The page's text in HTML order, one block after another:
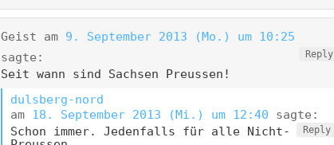
Geist am 9. September 2013 (Mo.) um 10:25
sagte:
Reply
Seit wann sind Sachsen Preussen!
dulsberg-nord
am 18. September 2013 (Mi.) um 12:40 sagte:
Reply
Schon immer. Jedenfalls für alle Nicht-